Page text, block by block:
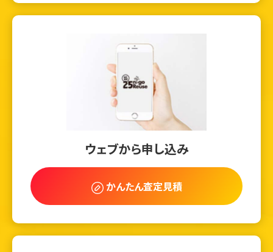
ウェブから申し込み
かんたん査定見積